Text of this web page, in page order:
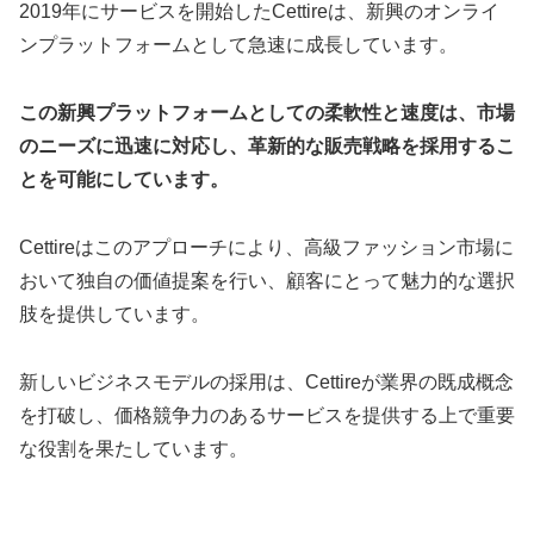
2019年にサービスを開始したCettireは、新興のオンライ
ンプラットフォームとして急速に成長しています。
この新興プラットフォームとしての柔軟性と速度は、市場
のニーズに迅速に対応し、革新的な販売戦略を採用するこ
とを可能にしています。
Cettireはこのアプローチにより、高級ファッション市場に
おいて独自の価値提案を行い、顧客にとって魅力的な選択
肢を提供しています。
新しいビジネスモデルの採用は、Cettireが業界の既成概念
を打破し、価格競争力のあるサービスを提供する上で重要
な役割を果たしています。